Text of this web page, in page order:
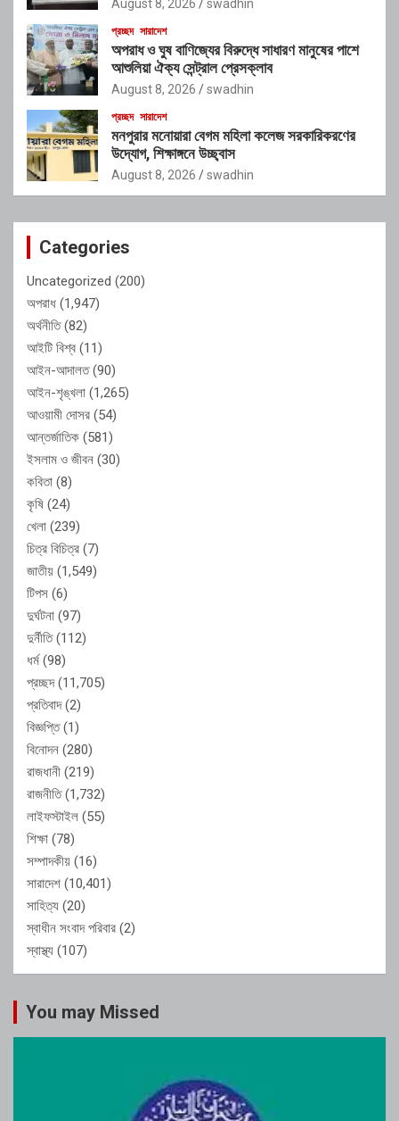
August 8, 2026 swadhin
প্রচ্ছদ সারাদেশ
অপরাধ ও ঘুষ বাণিজ্যের বিরুদ্ধে সাধারণ মানুষের পাশে
আশুলিয়া ঐক্য সেন্ট্রাল প্রেসক্লাব
August 8, 2026 swadhin
প্রচ্ছদ সারাদেশ
মনপুরার মনোয়ারা বেগম মহিলা কলেজ সরকারিকরণের
উদ্যোগ, শিক্ষাঙ্গনে উচ্ছ্বাস
August 8, 2026 swadhin
Categories
Uncategorized (200)
অপরাধ (1,947)
অর্থনীতি(82)
আইটি বিশ্ব (11)
আইন-আদালত(90)
আইন-শৃঙ্খলা (1,265)
আওয়ামী দোসর (54)
আন্তর্জাতিক (581)
ইসলাম ও জীবন (30)
কবিতা (8)
কৃষি (24)
খেলা (239)
চিত্র বিচিত্র (7)
জাতীয় (1,549)
টিপস (6)
দুর্ঘটনা (97)
দুর্নীতি(112)
ধর্ম(98)
প্রচ্ছদ(11,705)
প্রতিবাদ(2)
বিজ্ঞপ্তি(1)
বিনোদন (280)
রাজধানী (219)
রাজনীতি(1,732)
লাইফস্টাইল (55)
শিক্ষা (78)
সম্পাদকীয় (16)
সারাদেশ (10,401)
সাহিত্য (20)
স্বাধীন সংবাদ পরিবার (2)
স্বাস্থ্য (107)
You may Missed